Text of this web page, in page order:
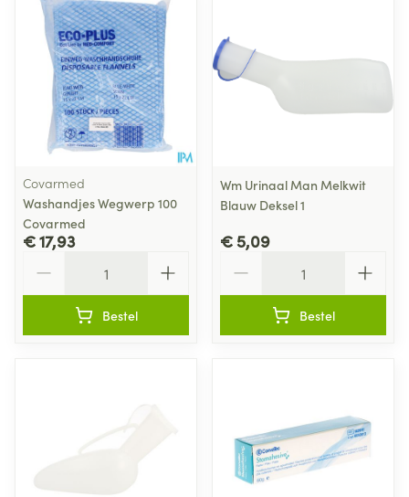
Covarmed
Washandjes Wegwerp 100
Covarmed
€ 17,93
Bestel
Wm Urinaal Man Melkwit
Blauw Deksel 1
€ 5,09
Bestel